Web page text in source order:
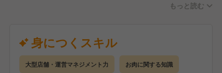
（お客さま対応、ご案内、オーダー受付、料理、ドリ
【入社後の流れ】
手厚い研修とサポート体制を完備しているので、店舗
運営の経験がない方でも安心してスタートできます。
●座学研修（2日間）
もっと読む
身につくスキル
大型店舗・運営マネジメント力 お肉に関する知識